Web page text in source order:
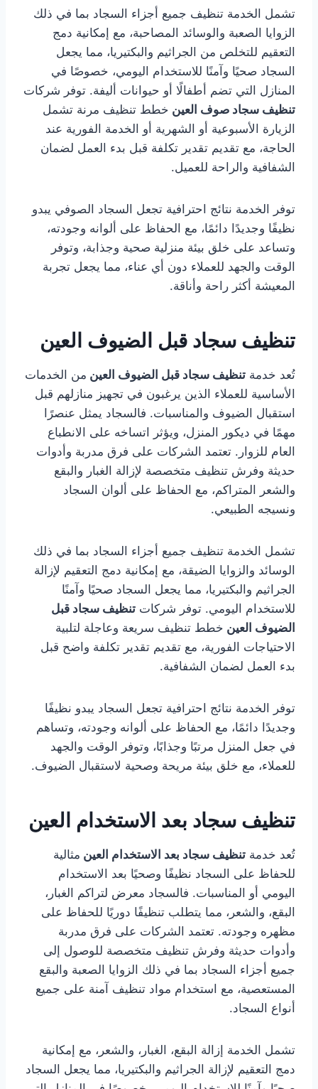
تشمل الخدمة تنظيف جميع أجزاء السجاد بما في ذلك
الزوايا الصعبة والوسائد المصاحبة، مع إمكانية دمج
التعقيم للتخلص من الجراثيم والبكتيريا، مما يجعل
السجاد صحيًا وآمنًا للاستخدام اليومي، خصوصًا في
المنازل التي تضم أطفالًا أو حيوانات أليفة. توفر شركات
تنظيف سجاد صوف العين خطط تنظيف مرنة تشمل
الزيارة الأسبوعية أو الشهرية أو الخدمة الفورية عند
الحاجة، مع تقديم تقدير تكلفة قبل بدء العمل لضمان
الشفافية والراحة للعميل.
توفر الخدمة نتائج احترافية تجعل السجاد الصوفي يبدو
نظيفًا وجديدًا دائمًا، مع الحفاظ على ألوانه وجودته،
وتساعد على خلق بيئة منزلية صحية وجذابة، وتوفر
الوقت والجهد للعملاء دون أي عناء، مما يجعل تجربة
المعيشة أكثر راحة وأناقة.
تنظيف سجاد قبل الضيوف العين
تُعد خدمة تنظيف سجاد قبل الضيوف العين من الخدمات
الأساسية للعملاء الذين يرغبون في تجهيز منازلهم قبل
استقبال الضيوف والمناسبات. فالسجاد يمثل عنصرًا
مهمًا في ديكور المنزل، ويؤثر اتساخه على الانطباع
العام للزوار. تعتمد الشركات على فرق مدربة وأدوات
حديثة وفرش تنظيف متخصصة لإزالة الغبار والبقع
والشعر المتراكم، مع الحفاظ على ألوان السجاد
ونسيجه الطبيعي.
تشمل الخدمة تنظيف جميع أجزاء السجاد بما في ذلك
الوسائد والزوايا الضيقة، مع إمكانية دمج التعقيم لإزالة
الجراثيم والبكتيريا، مما يجعل السجاد صحيًا وآمنًا
للاستخدام اليومي. توفر شركات تنظيف سجاد قبل
الضيوف العين خطط تنظيف سريعة وعاجلة لتلبية
الاحتياجات الفورية، مع تقديم تقدير تكلفة واضح قبل
بدء العمل لضمان الشفافية.
توفر الخدمة نتائج احترافية تجعل السجاد يبدو نظيفًا
وجديدًا دائمًا، مع الحفاظ على ألوانه وجودته، وتساهم
في جعل المنزل مرتبًا وجذابًا، وتوفر الوقت والجهد
للعملاء، مع خلق بيئة مريحة وصحية لاستقبال الضيوف.
تنظيف سجاد بعد الاستخدام العين
تُعد خدمة تنظيف سجاد بعد الاستخدام العين مثالية
للحفاظ على السجاد نظيفًا وصحيًا بعد الاستخدام
اليومي أو المناسبات. فالسجاد معرض لتراكم الغبار،
البقع، والشعر، مما يتطلب تنظيفًا دوريًا للحفاظ على
مظهره وجودته. تعتمد الشركات على فرق مدربة
وأدوات حديثة وفرش تنظيف متخصصة للوصول إلى
جميع أجزاء السجاد بما في ذلك الزوايا الصعبة والبقع
المستعصية، مع استخدام مواد تنظيف آمنة على جميع
أنواع السجاد.
تشمل الخدمة إزالة البقع، الغبار، والشعر، مع إمكانية
دمج التعقيم لإزالة الجراثيم والبكتيريا، مما يجعل السجاد